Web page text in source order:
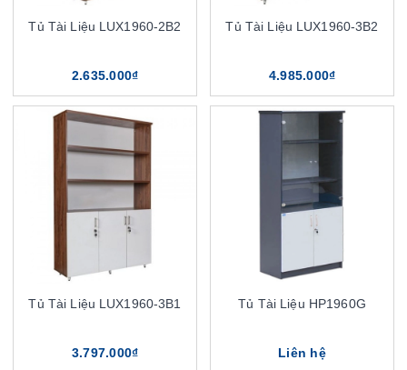
Tủ Tài Liệu LUX1960-2B2
2.635.000₫
Tủ Tài Liệu LUX1960-3B2
4.985.000₫
Tủ Tài Liệu LUX1960-3B1
3.797.000₫
Tủ Tài Liệu HP1960G
Liên hệ